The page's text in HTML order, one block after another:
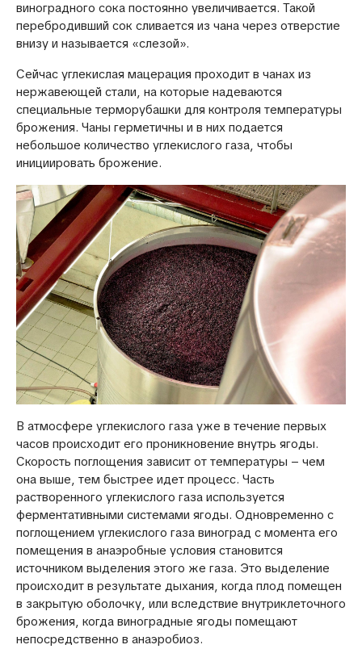
виноградного сока постоянно увеличивается. Такой
перебродивший сок сливается из чана через отверстие
внизу и называется «слезой».
Сейчас углекислая мацерация проходит в чанах из
нержавеющей стали, на которые надеваются
специальные терморубашки для контроля температуры
брожения. Чаны герметичны и в них подается
небольшое количество углекислого газа, чтобы
инициировать брожение.
В атмосфере углекислого газа уже в течение первых
часов происходит его проникновение внутрь ягоды.
Скорость поглощения зависит от температуры – чем
она выше, тем быстрее идет процесс. Часть
растворенного углекислого газа используется
ферментативными системами ягоды. Одновременно с
поглощением углекислого газа виноград с момента его
помещения в анаэробные условия становится
источником выделения этого же газа. Это выделение
происходит в результате дыхания, когда плод помещен
в закрытую оболочку, или вследствие внутриклеточного
брожения, когда виноградные ягоды помещают
непосредственно в анаэробиоз.